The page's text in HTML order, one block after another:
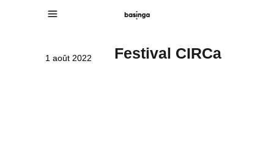
1 août 2022 Festival CIRCa